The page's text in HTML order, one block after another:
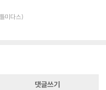
미다스)
댓글쓰기